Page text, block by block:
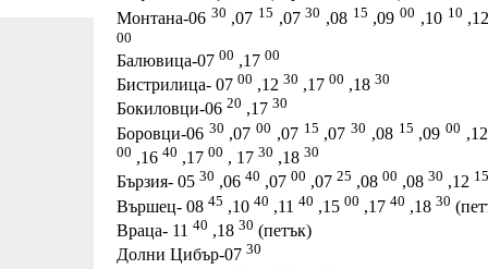
Монтана-06 30 ,07 15 ,0730 ,08 15 ,0900 ,10 10
00
Балювица-07 00 ,17 00
Бистрилица- 07 00 ,12 30 ,17 00 ,18 30
Бокиловци-06 20 ,17 30
Боровци-06 30 ,0700 ,07 15 ,0730 ,08 15 ,0900
00 ,16 40 ,17 00 , 17 30 ,18 30
Бързия- 05 30 ,06 40 ,07 00 ,07 25 ,08 00 ,08 30 ,12 15
Вършец- 08 45 ,10 40 ,11 40 ,15 00 ,17 40 ,18 30
Враца- 11 40 ,18 30 (петък)
Долни Цибър-07 30